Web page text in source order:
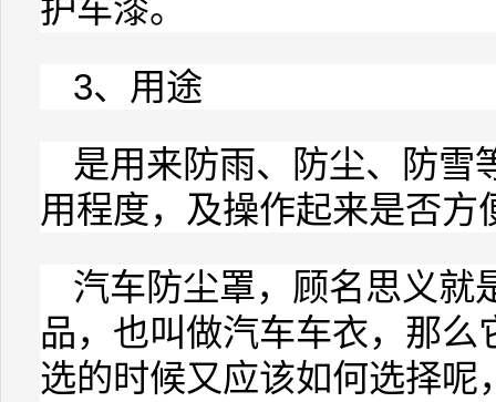
护车漆。
3、用途
是用来防雨、防尘、防雪
用程度，及操作起来是否方
汽车防尘罩，顾名思义就
品，也叫做汽车车衣，那么
选的时候又应该如何选择